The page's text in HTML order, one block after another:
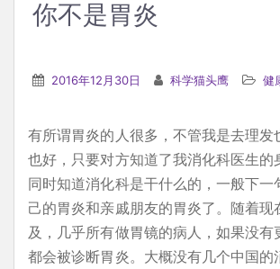
你不是胃炎
2016年12月30日 科学猫头鹰 健
有所谓胃炎的人很多，不管我是去理发
也好，只要对方知道了我消化科医生的
同时知道消化科是干什么的，一般下一
己的胃炎和亲戚朋友的胃炎了。随着
及，几乎所有做胃镜的病人，如果没有
都会被诊断胃炎。大概没有几个中国的